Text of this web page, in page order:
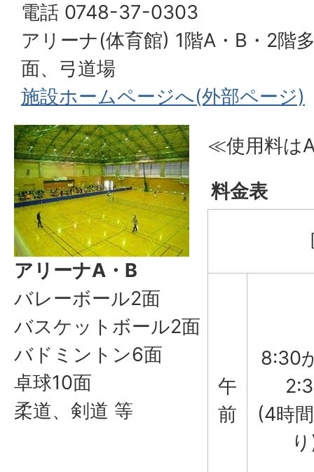
電話 0748-37-0303
アリーナ(体育館) 1階A・B・2階
面、弓道場
施設ホームページへ(外部ページ)
アリーナA・B
バレーボール2面
バスケットボール2面
バドミントン6面
卓球10面
柔道、剣道 等
≪使用料は
料金表
午
前
8:30
(4時